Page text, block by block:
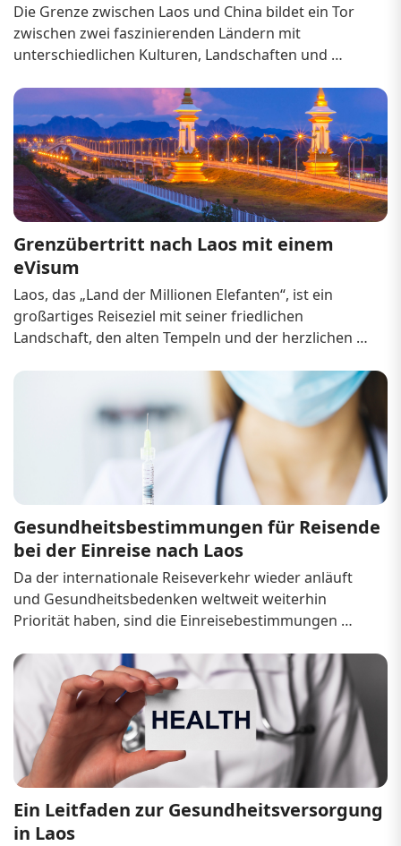
Die Grenze zwischen Laos und China bildet ein Tor
zwischen zwei faszinierenden Ländern mit
unterschiedlichen Kulturen, Landschaften und
und der intensiven Handelsbeziehungen zwischen
den beiden Nationen erfreut sich das Reisen über
diese Grenze zunehmender...
Grenzübertritt nach Laos mit einem
eVisum
Laos, das „Land der Millionen Elefanten“, ist ein
großartiges Reiseziel mit seiner friedlichen
Landschaft, den alten Tempeln und der herzlichen
erkunden, halten die Einreise über die Landgrenzen
in der Regel für den landschaftlich sch&oum...
Gesundheitsbestimmungen für Reisende
bei der Einreise nach Laos
Da der internationale Reiseverkehr wieder anläuft
und Gesundheitsbedenken weltweit weiterhin
Priorität haben, sind die Einreisebestimmungen
Reise nach Laos. Das südostasiatische Land mit
seiner atemberaubenden Natur und seinem reichen
kulturellen...
Ein Leitfaden zur Gesundheitsversorgung
in Laos